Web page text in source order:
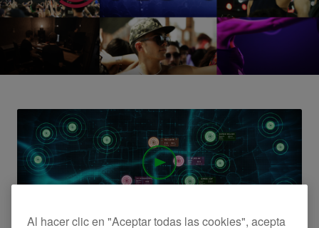
Al hacer clic en "Aceptar todas las cookies", acepta